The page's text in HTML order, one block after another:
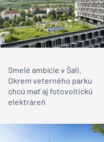
Smelé ambície v Šali.
Okrem veterného parku
chcú mať aj fotovoltickú
elektráreň